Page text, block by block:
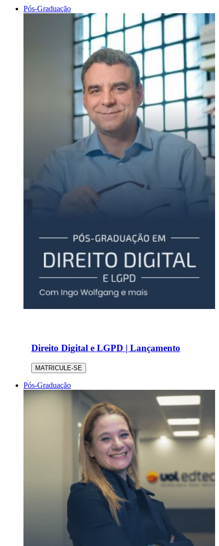
Pós-Graduação
Direito Digital e LGPD | Lançamento
MATRICULE-SE
Pós-Graduação